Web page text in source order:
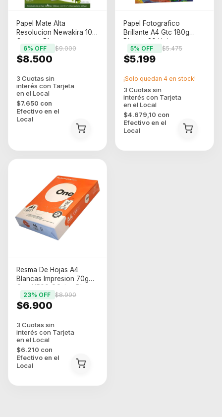
Papel Mate Alta
Resolucion Newakira 108
Gramos Blanco
$8.500
$9.000
6% OFF
$7.650 con
Efectivo en el
Local
Papel Fotografico
Brillante A4 Gtc 180g
Blanco 20 Hojas
$5.199
$5.475
5% OFF
$4.679,10 con
Efectivo en el
Local
¡Solo quedan 4 en stock!
Resma De Hojas A4
Blancas Impresion 70g
One X500 Oficina Blanco
$6.900
$8.990
23% OFF
$6.210 con
Efectivo en el
Local